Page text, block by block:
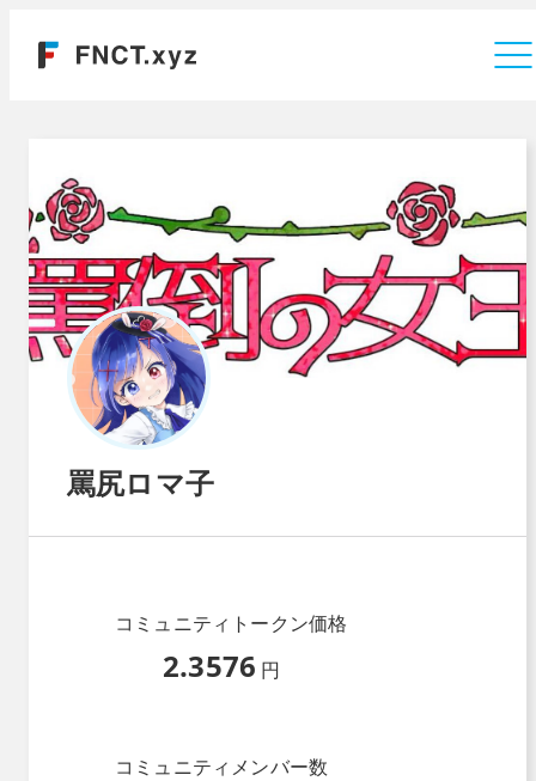
罵尻ロマ子
コミュニティトークン価格
2.3576 円
コミュニティメンバー数